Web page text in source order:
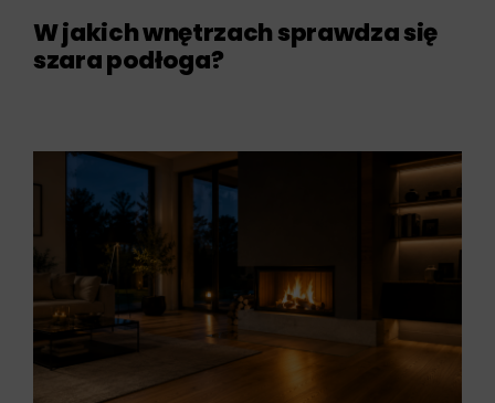
W jakich wnętrzach sprawdza się
szara podłoga?